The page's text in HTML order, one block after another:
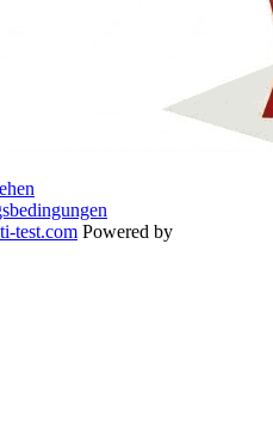
test.com Powered by